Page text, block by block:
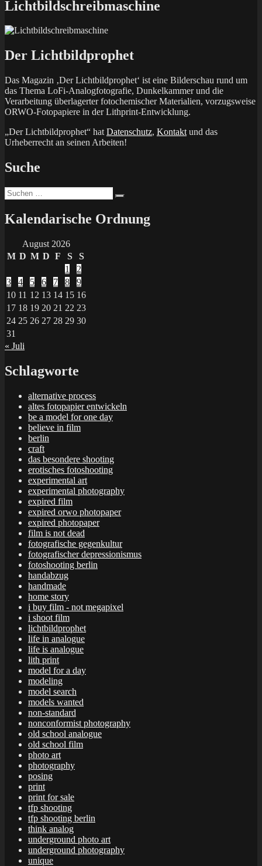
Lichtbildschreibmaschine
Der Lichtbildprophet
Das Magazin ‚Der Lichtbildprophet‘ ist eine Bilderschau rund um
das Thema LoFi-Analogfotografie, Dunkelkammer und die
Verarbeitung überlagerter fotochemischer Materialien, vorzugsweise
ORWO-Fotopapiere in der Lithprint-Entwicklung.
„Der Lichtbildprophet“ hat Datenschutz, Kontakt und das
Urheberrecht an seinen Arbeiten!
Suche
Suchen
nach:
Kalendarische Ordnung
August 2026
M D M D F S
S
1
2
3
4 5 6 7 8
9
10 11 12 13 14 15 16
17 18 19 20 21 22 23
24 25 26 27 28 29 30
31
« Juli
Schlagworte
alternative process
altes fotopapier entwickeln
be a model for one day
believe in film
berlin
craft
das besondere shooting
erotisches fotoshooting
experimental art
experimental photography
expired film
expired orwo photopaper
expired photopaper
film is not dead
fotografische gegenkultur
fotografischer depressionismus
fotoshooting berlin
handabzug
handmade
home story
i buy film - not megapixel
i shoot film
lichtbildprophet
life in analogue
life is analogue
lith print
model for a day
modeling
model search
models wanted
non-standard
nonconformist photography
old school analogue
old school film
photo art
photography
posing
print
print for sale
tfp shooting
tfp shooting berlin
think analog
underground photo art
underground photography
unique